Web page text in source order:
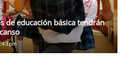
de educación básica tendrán
pm